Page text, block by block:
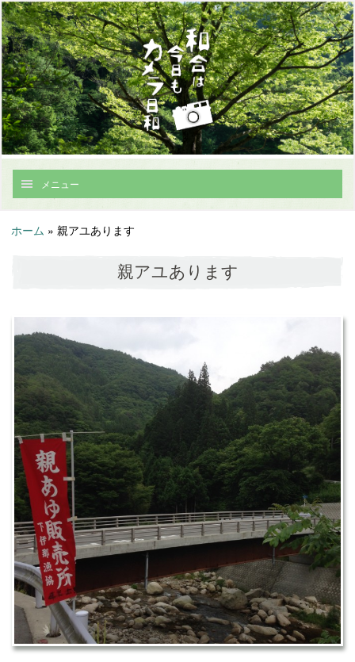
メニュー
ホーム » 親アユあります
親アユあります